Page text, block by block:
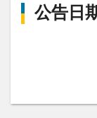
公告日